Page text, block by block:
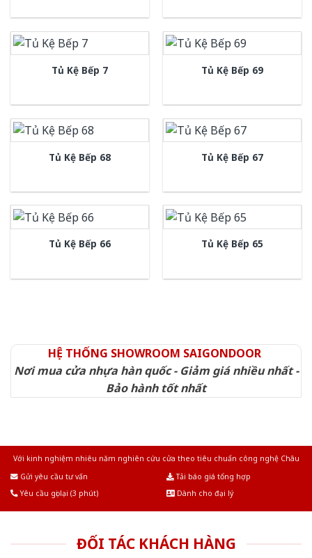
Tủ Kệ Bếp 7 Tủ Kệ Bếp 69
Tủ Kệ Bếp 68 Tủ Kệ Bếp 67
Tủ Kệ Bếp 66 Tủ Kệ Bếp 65
HỆ THỐNG SHOWROOM SAIGONDOOR
Nơi mua cửa nhựa hàn quốc - Giảm giá nhiều nhất -
Bảo hành tốt nhất
Với kinh nghiệm nhiêu năm nghiên cứu cửa theo tiêu chuẩn công nghệ Châu
Gửi yêu cầu tư vấn
Tải báo giá tổng hợp
Yêu cầu gọi lại (3 phút)
Dành cho đại lý
ĐỐI TÁC KHÁCH HÀNG